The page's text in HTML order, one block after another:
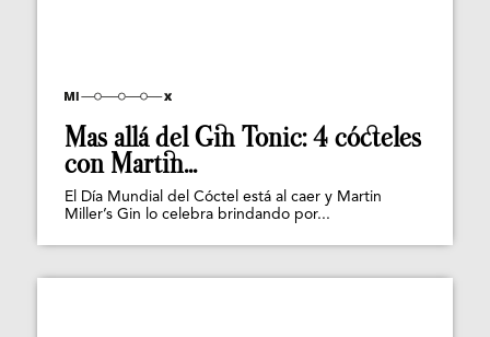
Mas allá del Gin Tonic: 4 cócteles
con Martin...
El Día Mundial del Cóctel está al caer y Martin
Miller’s Gin lo celebra brindando por...